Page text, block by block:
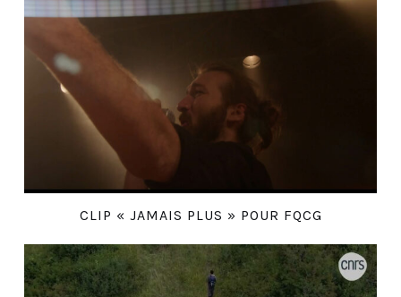
CLIP « JAMAIS PLUS » POUR FQCG